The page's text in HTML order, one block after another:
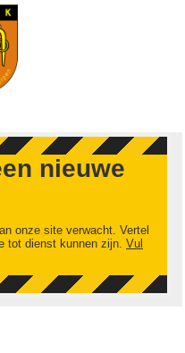
nieuwe
onze site verwacht. Vertel
tot dienst kunnen zijn. Vul